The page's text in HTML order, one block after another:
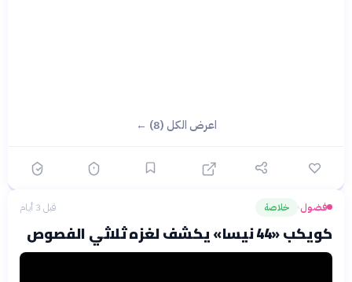
اعرض الكل (8) ←
فضول› خلاصة قبل 3 أيام
كويكب «44 نيسا» يكشف لغزه ثلاثي الفصوص